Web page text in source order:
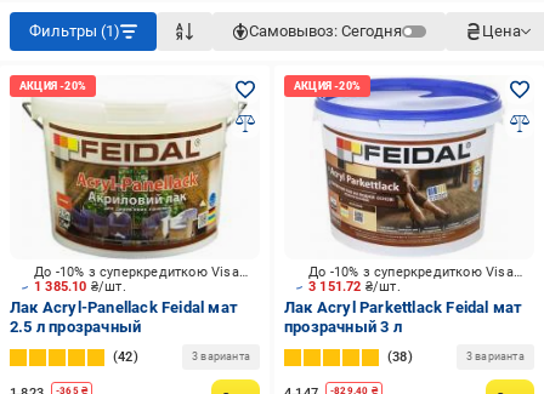
Фильтры (1) Самовывоз: Сегодня Цена
1 385.10 ₴/шт.
До -10% з суперкредиткою Visa Вигода
Лак Acryl-Panellack Feidal мат
2.5 л прозрачный
42 3 варианта
-365₴
3 151.72 ₴/шт.
До -10% з суперкредиткою Visa Вигода
Лак Acryl Parkettlack Feidal мат
прозрачный 3 л
38 3 варианта
-829.40 ₴